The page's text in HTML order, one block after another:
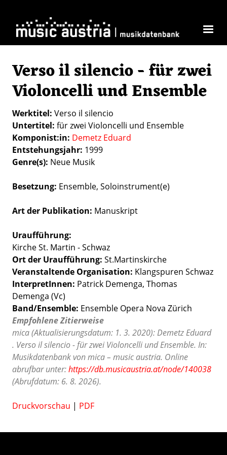
Verso il silencio - für zwei
Violoncelli und Ensemble
Werktitel Verso il silencio
Untertitel für zwei Violoncelli und Ensemble
Komponist:in Demetz Eduard
Entstehungsjahr 1999
Genre(s) Neue Musik
Besetzung Ensemble Soloinstrument(e)
Art der Publikation Manuskript
Uraufführung:
Kirche St. Martin - Schwaz
Ort der Uraufführung: St.Martinskirche
Veranstaltende Organisation: Klangspuren Schwaz
InterpretInnen: Patrick Demenga, Thomas
Demenga (Vc)
Band/Ensemble: Ensemble Opera Nova Zürich
Empfohlene Zitierweise
mica (Aktualisierungsdatum: 1. 3. 2020): Demetz Eduard
. Verso il silencio - für zwei Violoncelli und Ensemble. In:
Musikdatenbank von mica – music austria. Online
abrufbar unter:https://db.musicaustria.at/node/140038
(Abrufdatum: 6. 8. 2026).
Druckvorschau | PDF